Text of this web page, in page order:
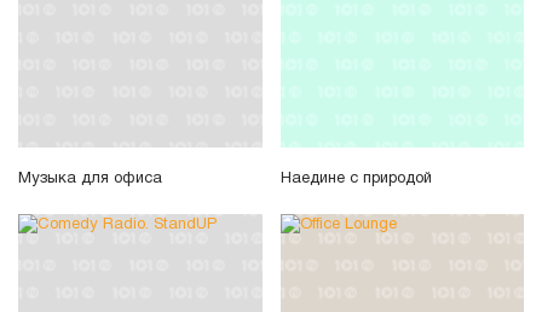
Музыка для офиса Наедине с природой